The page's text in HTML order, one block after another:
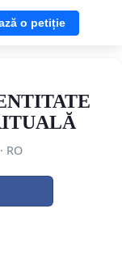
o petiție
· RO